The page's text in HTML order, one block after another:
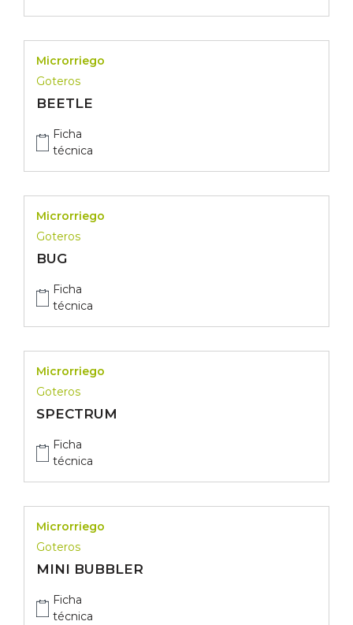
Microrriego
Goteros
BEETLE
Ficha
técnica
Microrriego
Goteros
BUG
Ficha
técnica
Microrriego
Goteros
SPECTRUM
Ficha
técnica
Microrriego
Goteros
MINI BUBBLER
Ficha
técnica